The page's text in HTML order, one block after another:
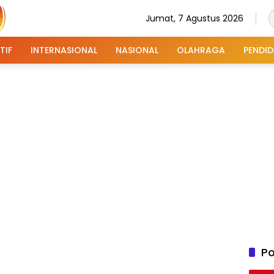
Jumat, 7 Agustus 2026
INTERNASIONAL NASIONAL OLAHRAGA